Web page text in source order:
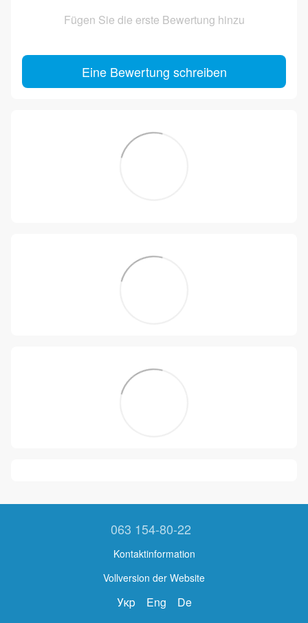
Fügen Sie die erste Bewertung hinzu
Eine Bewertung schreiben
063 154-80-22
Kontaktinformation
Vollversion der Website
Укр Eng De